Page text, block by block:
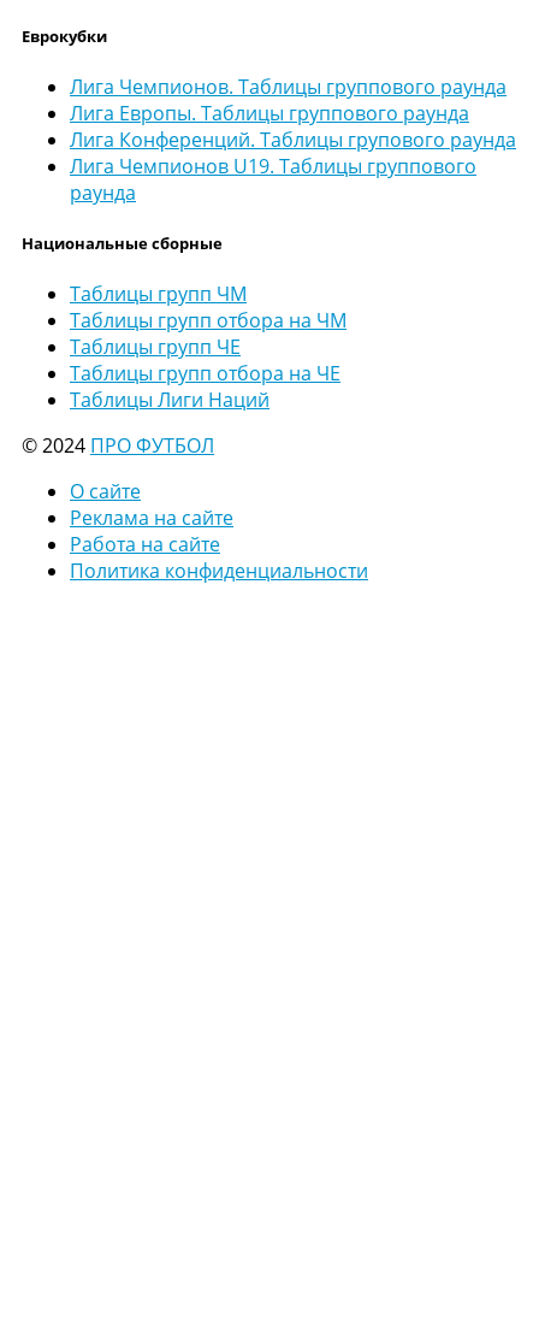
Еврокубки
Лига Чемпионов. Таблицы группового раунда
Лига Европы. Таблицы группового раунда
Лига Конференций. Таблицы групового раунда
Лига Чемпионов U19. Таблицы группового
раунда
Национальные сборные
Таблицы групп ЧМ
Таблицы групп отбора на ЧМ
Таблицы групп ЧЕ
Таблицы групп отбора на ЧЕ
Таблицы Лиги Наций
© 2024 ПРО ФУТБОЛ
О сайте
Реклама на сайте
Работа на сайте
Политика конфиденциальности